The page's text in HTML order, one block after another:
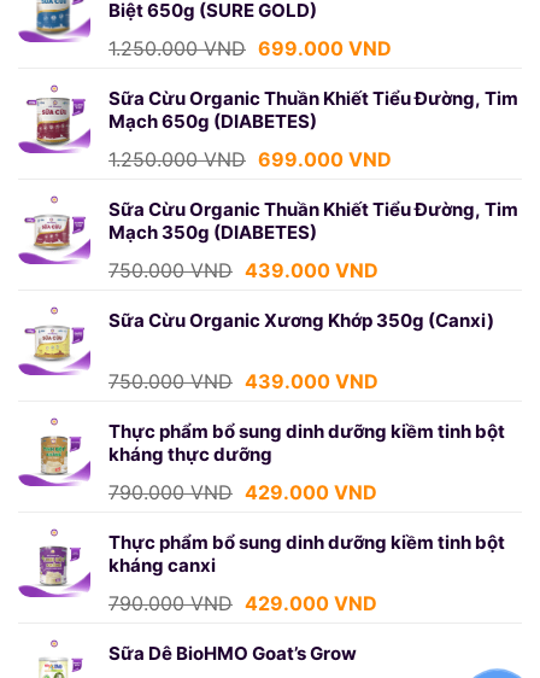
750.000 VND.
439.000 VND.
Biệt 650g (SURE GOLD)
1.250.000VND Giá
là:
1.250.000 VND.
699.000 VNDGiá
tại
Sữa Cừu Organic Thuần Khiết Tiểu Đường, Tim
Mạch 650g (DIABETES)
1.250.000VND Giá
là:
1.250.000 VND.
699.000 VNDGiá
tại
Sữa Cừu Organic Thuần Khiết Tiểu Đường, Tim
Mạch 350g (DIABETES)
750.000VND Giá
là:
439.000 VNDGiá
tại
Sữa Cừu Organic Xương Khớp 350g (Canxi)
750.000VND Giá
là:
750.000 VND.
439.000 VNDGiá
tại
Thực phẩm bổ sung dinh dưỡng kiềm tinh bột
kháng thực dưỡng
790.000VND Giá
là:
429.000 VNDGiá
tại
Thực phẩm bổ sung dinh dưỡng kiềm tinh bột
kháng canxi
790.000VND Giá
là:
429.000 VNDGiá
Sữa Dê BioHMO Goat’s Grow